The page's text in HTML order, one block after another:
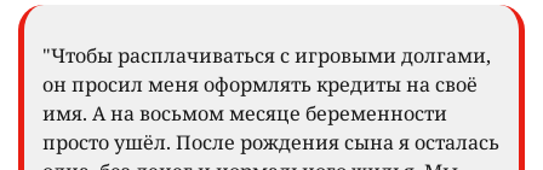
"Чтобы расплачиваться с игровыми долгами,
он просил меня оформлять кредиты на своё
имя. А на восьмом месяце беременности
просто ушёл. После рождения сына я осталась